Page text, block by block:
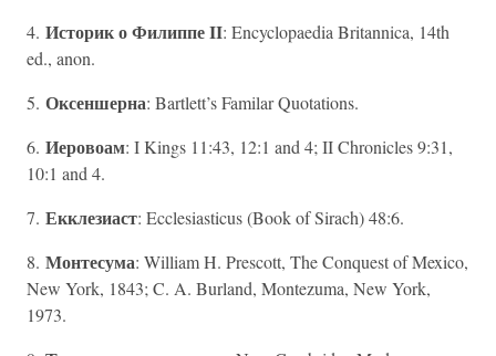
4. Историк о Филиппе II: Encyclopaedia Britannica, 14th
ed., anon.
5. Оксеншерна: Bartlett’s Familar Quotations.
6. Иеровоам: I Kings 11:43, 12:1 and 4; II Chronicles 9:31,
10:1 and 4.
7. Екклезиаст: Ecclesiasticus (Book of Sirach) 48:6.
8. Монтесума: William H. Prescott, The Conquest of Mexico,
New York, 1843; C. A. Burland, Montezuma, New York,
1973.